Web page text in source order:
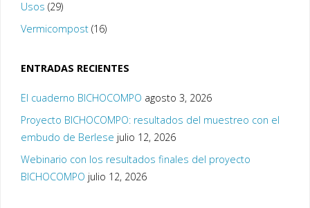
Usos (29)
Vermicompost(16)
ENTRADAS RECIENTES
El cuaderno BICHOCOMPO agosto 3, 2026
Proyecto BICHOCOMPO: resultados del muestreo con el
embudo de Berlese julio 12, 2026
Webinario con los resultados finales del proyecto
BICHOCOMPO julio 12, 2026